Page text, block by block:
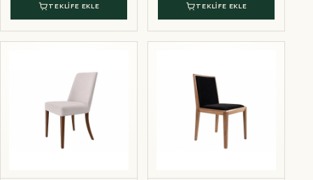
TEKLIFE EKLE TEKLIFE EKLE